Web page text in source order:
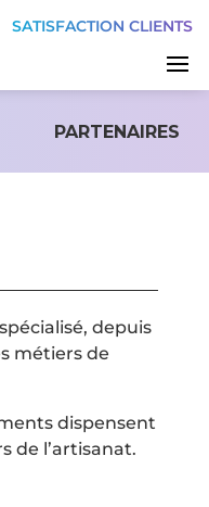
SATISFACTION CLIENTS
PARTENAIRES
depuis
métiers de
dispensent
de l’artisanat.